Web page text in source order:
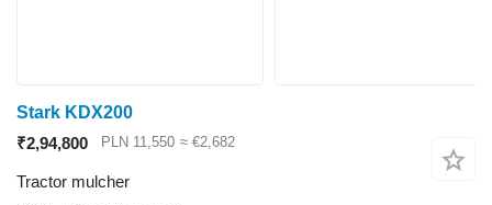
Stark KDX200
₹2,94,800
PLN 11,550 ≈ €2,682
Tractor mulcher